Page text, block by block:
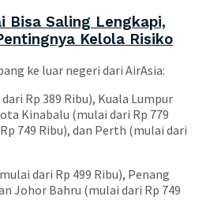
Bisa Saling Lengkapi,
Kelola Risiko
ke luar negeri dari AirAsia:
Rp 389 Ribu), Kuala Lumpur
Kinabalu (mulai dari Rp 779
749 Ribu), dan Perth (mulai dari
dari Rp 499 Ribu), Penang
Johor Bahru (mulai dari Rp 749